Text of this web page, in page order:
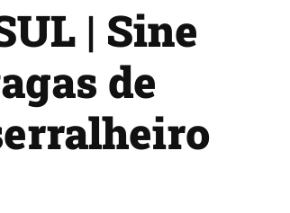
| Sine
de